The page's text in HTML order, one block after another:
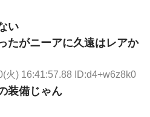
い
たがニーアに久遠はレアか
火) 16:41:57.88 ID:d4+w6z8k0
装備じゃん